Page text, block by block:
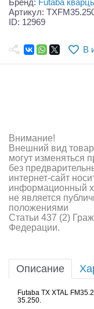
Запчасти и
Игрушки
Самолеты
Аппаратура и
Аккумуляторы и
Зарядные
Двигатели
Оптовая продажа
Артикул:
ID: 12969
В
Внимание!
Внешний вид
могут изменяться
без
интернет-сайт
информационный
не является
положениями
Статьи 437 (2)
Федерации.
Описание
Futaba TX XTAL
35.250.